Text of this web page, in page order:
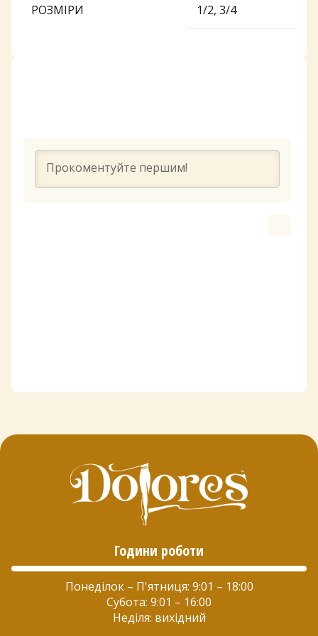
РОЗМІРИ 1/2, 3/4
Години роботи
Понеділок – П'ятниця: 9:01 – 18:00
Субота: 9:01 – 16:00
Неділя: вихідний